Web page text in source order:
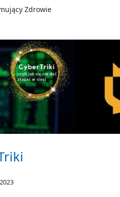
Zdrowie